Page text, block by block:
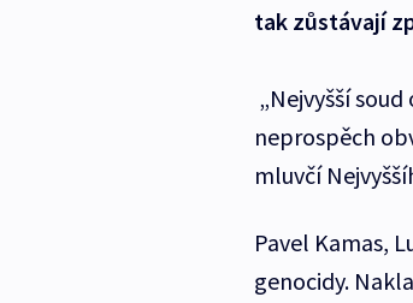
tak zůstávají
„Nejvyšší
neprospěch
mluvčí
Pavel Kamas,
genocidy.